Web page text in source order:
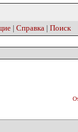
| Справка | Поиск